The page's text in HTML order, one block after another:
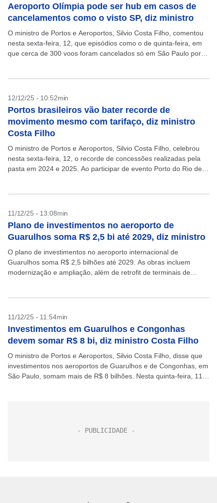
Aeroporto Olímpia pode ser hub em casos de
cancelamentos como o visto SP, diz ministro
O ministro de Portos e Aeroportos, Silvio Costa Filho, comentou
nesta sexta-feira, 12, que episódios como o de quinta-feira, em
que cerca de 300 voos foram cancelados só em São Paulo por
12/12/25 - 10:52min
Portos brasileiros vão bater recorde de
movimento mesmo com tarifaço, diz ministro
Costa Filho
O ministro de Portos e Aeroportos, Silvio Costa Filho, celebrou
nesta sexta-feira, 12, o recorde de concessões realizadas pela
pasta em 2024 e 2025. Ao participar de evento Porto do Rio de
11/12/25 - 13:08min
Plano de investimentos no aeroporto de
Guarulhos soma R$ 2,5 bi até 2029, diz ministro
O plano de investimentos no aeroporto internacional de
Guarulhos soma R$ 2,5 bilhões até 2029. As obras incluem
modernização e ampliação, além de retrofit de terminais de
11/12/25 - 11:54min
Investimentos em Guarulhos e Congonhas
devem somar R$ 8 bi, diz ministro Costa Filho
O ministro de Portos e Aeroportos, Silvio Costa Filho, disse que
investimentos nos aeroportos de Guarulhos e de Congonhas, em
São Paulo, somam mais de R$ 8 bilhões. Nesta quinta-feira, 11,